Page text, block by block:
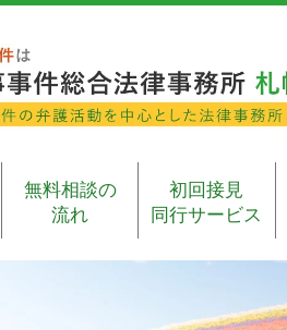
無料相談の
流れ
初回接見
同行サービス